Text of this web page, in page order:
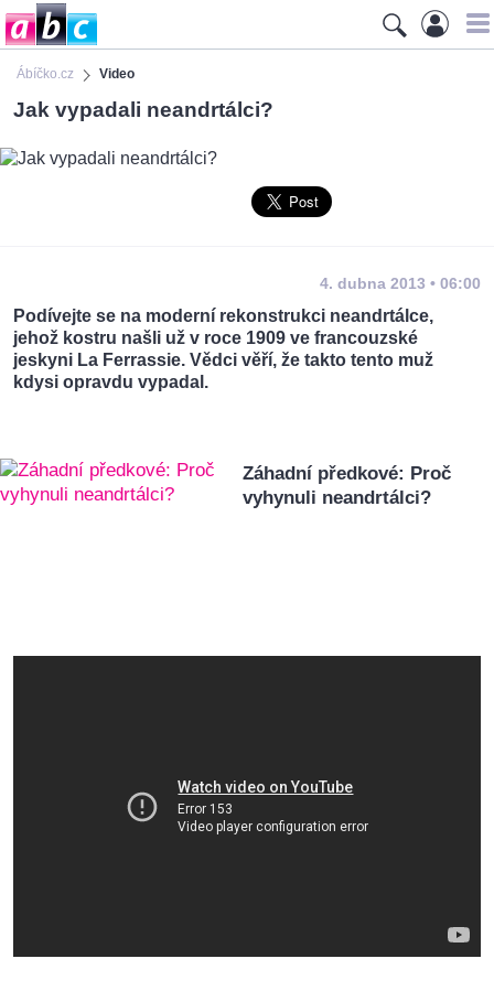
Ábíčko.cz Video
Jak vypadali neandrtálci?
4. dubna 2013 • 06:00
Podívejte se na moderní rekonstrukci neandrtálce,
jehož kostru našli už v roce 1909 ve francouzské
jeskyni La Ferrassie. Vědci věří, že takto tento muž
kdysi opravdu vypadal.
Záhadní předkové: Proč
vyhynuli neandrtálci?